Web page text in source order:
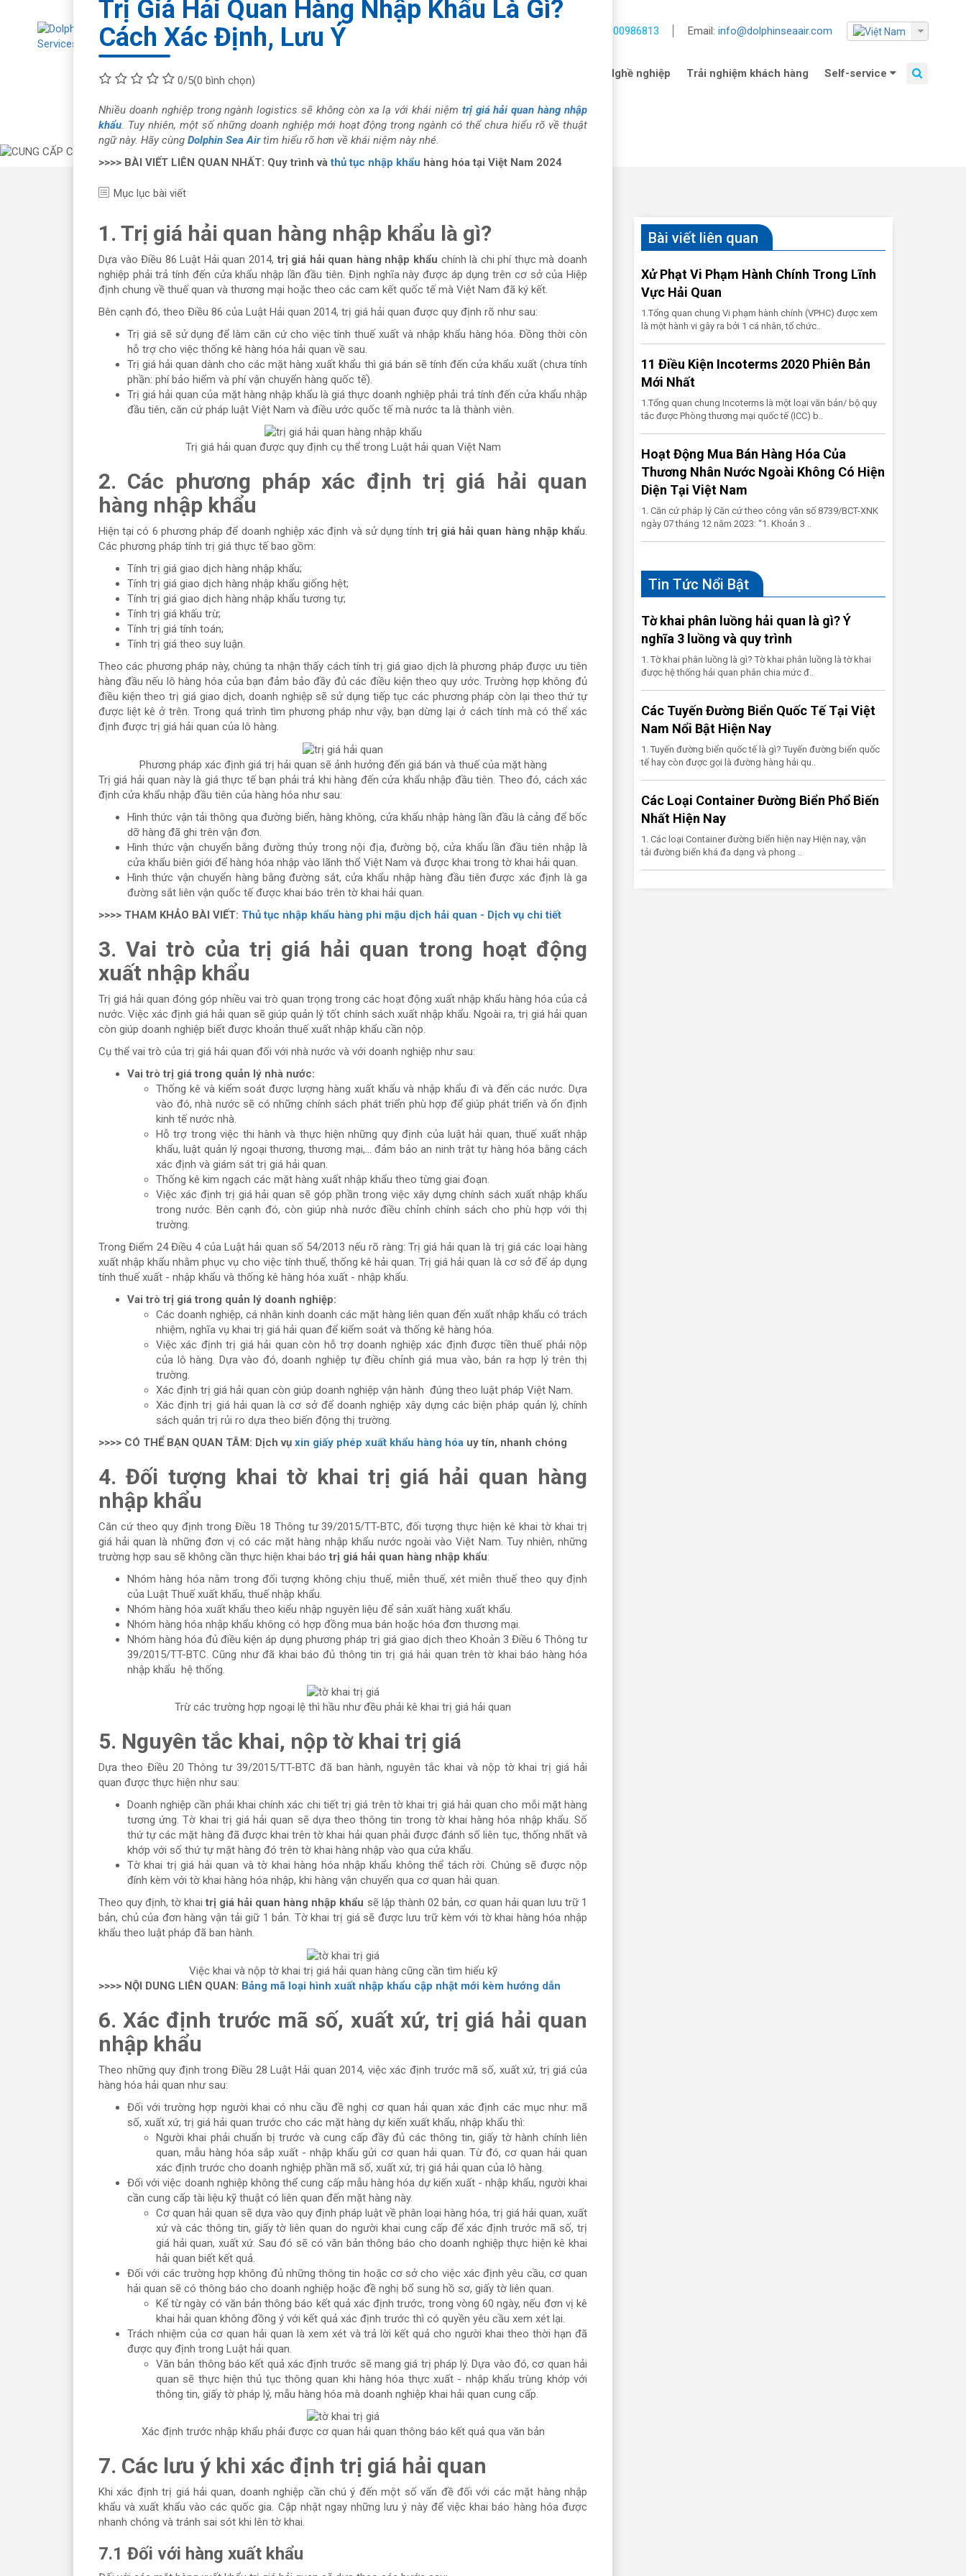
1900986813 Email: info@dolphinseaair.com
Về chúng tôi Nghề nghiệp Trải nghiệm khách hàng Self-service
Trị Giá Hải Quan Hàng Nhập Khẩu Là Gì?
Cách Xác Định, Lưu Ý
0/5(0 bình chọn)
Nhiều doanh nghiệp trong ngành logistics sẽ không còn xa lạ với khái niệm trị giá hải quan hàng nhập
khẩu . Tuy nhiên, một số những doanh nghiệp mới hoạt động trong ngành có thể chưa hiểu rõ về thuật
ngữ này. Hãy cùng Dolphin Sea Airtìm hiểu rõ hơn về khái niệm này nhé.
>>>> BÀI VIẾT LIÊN QUAN NHẤT: Quy trình vàthủ tục nhập khẩu hàng hóa tại Việt Nam 2024
Mục lục bài viết
1. Trị giá hải quan hàng nhập khẩu là gì?
Dựa vào Điều 86 Luật Hải quan 2014, trị giá hải quan hàng nhập khẩu chính là chi phí thực mà doanh
nghiệp phải trả tính đến cửa khẩu nhập lần đầu tiên. Định nghĩa này được áp dụng trên cơ sở của Hiệp
định chung về thuế quan và thương mại hoặc theo các cam kết quốc tế mà Việt Nam đã ký kết.
Bên cạnh đó, theo Điều 86 của Luật Hải quan 2014, trị giá hải quan được quy định rõ như sau:
Trị giá sẽ sử dụng để làm căn cứ cho việc tính thuế xuất và nhập khẩu hàng hóa. Đồng thời còn
hỗ trợ cho việc thống kê hàng hóa hải quan về sau.
Trị giá hải quan dành cho các mặt hàng xuất khẩu thì giá bán sẽ tính đến cửa khẩu xuất (chưa tính
phần: phí bảo hiểm và phí vận chuyển hàng quốc tế).
Trị giá hải quan của mặt hàng nhập khẩu là giá thực doanh nghiệp phải trả tính đến cửa khẩu nhập
đầu tiên, căn cứ pháp luật Việt Nam và điều ước quốc tế mà nước ta là thành viên.
Trị giá hải quan được quy định cụ thể trong Luật hải quan Việt Nam
2. Các phương pháp xác định trị giá hải quan
hàng nhập khẩu
Hiện tại có 6 phương pháp để doanh nghiệp xác định và sử dụng tính trị giá hải quan hàng nhập khẩu.
Các phương pháp tính trị giá thực tế bao gồm:
Tính trị giá giao dịch hàng nhập khẩu;
Tính trị giá giao dịch hàng nhập khẩu giống hệt;
Tính trị giá giao dịch hàng nhập khẩu tương tự;
Tính trị giá khấu trừ;
Tính trị giá tính toán;
Tính trị giá theo suy luận.
Theo các phương pháp này, chúng ta nhận thấy cách tính trị giá giao dịch là phương pháp được ưu tiên
hàng đầu nếu lô hàng hóa của bạn đảm bảo đầy đủ các điều kiện theo quy ước. Trường hợp không đủ
điều kiện theo trị giá giao dịch, doanh nghiệp sẽ sử dụng tiếp tục các phương pháp còn lại theo thứ tự
được liệt kê ở trên. Trong quá trình tìm phương pháp như vậy, bạn dừng lại ở cách tính mà có thể xác
định được trị giá hải quan của lô hàng.
Phương pháp xác định giá trị hải quan sẽ ảnh hưởng đến giá bán và thuế của mặt hàng
Trị giá hải quan này là giá thực tế bạn phải trả khi hàng đến cửa khẩu nhập đầu tiên. Theo đó, cách xác
định cửa khẩu nhập đầu tiên của hàng hóa như sau:
Hình thức vận tải thông qua đường biển, hàng không, cửa khẩu nhập hàng lần đầu là cảng để bốc
dỡ hàng đã ghi trên vận đơn.
Hình thức vận chuyển bằng đường thủy trong nội địa, đường bộ, cửa khẩu lần đầu tiên nhập là
cửa khẩu biên giới để hàng hóa nhập vào lãnh thổ Việt Nam và được khai trong tờ khai hải quan.
Hình thức vận chuyển hàng bằng đường sắt, cửa khẩu nhập hàng đầu tiên được xác định là ga
đường sắt liên vận quốc tế được khai báo trên tờ khai hải quan.
>>>> THAM KHẢO BÀI VIẾT: Thủ tục nhập khẩu hàng phi mậu dịch hải quan - Dịch vụ chi tiết
3. Vai trò của trị giá hải quan trong hoạt động
xuất nhập khẩu
Trị giá hải quan đóng góp nhiều vai trò quan trọng trong các hoạt động xuất nhập khẩu hàng hóa của cả
nước. Việc xác định giá hải quan sẽ giúp quản lý tốt chính sách xuất nhập khẩu. Ngoài ra, trị giá hải quan
còn giúp doanh nghiệp biết được khoản thuế xuất nhập khẩu cần nộp.
Cụ thể vai trò của trị giá hải quan đối với nhà nước và với doanh nghiệp như sau:
Vai trò trị giá trong quản lý nhà nước:
Thống kê và kiểm soát được lượng hàng xuất khẩu và nhập khẩu đi và đến các nước. Dựa
vào đó, nhà nước sẽ có những chính sách phát triển phù hợp để giúp phát triển và ổn định
kinh tế nước nhà.
Hỗ trợ trong việc thi hành và thực hiện những quy định của luật hải quan, thuế xuất nhập
khẩu, luật quản lý ngoại thương, thương mại,... đảm bảo an ninh trật tự hàng hóa bằng cách
xác định và giám sát trị giá hải quan.
Thống kê kim ngạch các mặt hàng xuất nhập khẩu theo từng giai đoạn.
Việc xác định trị giá hải quan sẽ góp phần trong việc xây dựng chính sách xuất nhập khẩu
trong nước. Bên cạnh đó, còn giúp nhà nước điều chỉnh chính sách cho phù hợp với thị
trường.
Trong Điểm 24 Điều 4 của Luật hải quan số 54/2013 nếu rõ ràng: Trị giá hải quan là trị giá các loại hàng
xuất nhập khẩu nhằm phục vụ cho việc tính thuế, thống kê hải quan. Trị giá hải quan là cơ sở để áp dụng
tính thuế xuất - nhập khẩu và thống kê hàng hóa xuất - nhập khẩu.
Vai trò trị giá trong quản lý doanh nghiệp:
Các doanh nghiệp, cá nhân kinh doanh các mặt hàng liên quan đến xuất nhập khẩu có trách
nhiệm, nghĩa vụ khai trị giá hải quan để kiểm soát và thống kê hàng hóa.
Việc xác định trị giá hải quan còn hỗ trợ doanh nghiệp xác định được tiền thuế phải nộp
của lô hàng. Dựa vào đó, doanh nghiệp tự điều chỉnh giá mua vào, bán ra hợp lý trên thị
trường.
Xác định trị giá hải quan còn giúp doanh nghiệp vận hành đúng theo luật pháp Việt Nam.
Xác định trị giá hải quan là cơ sở để doanh nghiệp xây dựng các biện pháp quản lý, chính
sách quản trị rủi ro dựa theo biến động thị trường.
>>>> CÓ THỂ BẠN QUAN TÂM: Dịch vụ xin giấy phép xuất khẩu hàng hóa uy tín, nhanh chóng
4. Đối tượng khai tờ khai trị giá hải quan hàng
nhập khẩu
Căn cứ theo quy định trong Điều 18 Thông tư 39/2015/TT-BTC, đối tượng thực hiện kê khai tờ khai trị
giá hải quan là những đơn vị có các mặt hàng nhập khẩu nước ngoài vào Việt Nam. Tuy nhiên, những
trường hợp sau sẽ không cần thực hiện khai báo trị giá hải quan hàng nhập khẩu:
Nhóm hàng hóa nằm trong đối tượng không chịu thuế, miễn thuế, xét miễn thuế theo quy định
của Luật Thuế xuất khẩu, thuế nhập khẩu.
Nhóm hàng hóa xuất khẩu theo kiểu nhập nguyên liệu để sản xuất hàng xuất khẩu.
Nhóm hàng hóa nhập khẩu không có hợp đồng mua bán hoặc hóa đơn thương mại.
Nhóm hàng hóa đủ điều kiện áp dụng phương pháp trị giá giao dịch theo Khoản 3 Điều 6 Thông tư
39/2015/TT-BTC. Cũng như đã khai báo đủ thông tin trị giá hải quan trên tờ khai báo hàng hóa
nhập khẩu hệ thống.
Trừ các trường hợp ngoại lệ thì hầu như đều phải kê khai trị giá hải quan
5. Nguyên tắc khai, nộp tờ khai trị giá
Dựa theo Điều 20 Thông tư 39/2015/TT-BTC đã ban hành, nguyên tắc khai và nộp tờ khai trị giá hải
quan được thực hiện như sau:
Doanh nghiệp cần phải khai chính xác chi tiết trị giá trên tờ khai trị giá hải quan cho mỗi mặt hàng
tương ứng. Tờ khai trị giá hải quan sẽ dựa theo thông tin trong tờ khai hàng hóa nhập khẩu. Số
thứ tự các mặt hàng đã được khai trên tờ khai hải quan phải được đánh số liên tục, thống nhất và
khớp với số thứ tự mặt hàng đó trên tờ khai hàng nhập vào qua cửa khẩu.
Tờ khai trị giá hải quan và tờ khai hàng hóa nhập khẩu không thể tách rời. Chúng sẽ được nộp
đính kèm với tờ khai hàng hóa nhập, khi hàng vận chuyển qua cơ quan hải quan.
Theo quy định, tờ khaitrị giá hải quan hàng nhập khẩu sẽ lập thành 02 bản, cơ quan hải quan lưu trữ 1
bản, chủ của đơn hàng vận tải giữ 1 bản. Tờ khai trị giá sẽ được lưu trữ kèm với tờ khai hàng hóa nhập
khẩu theo luật pháp đã ban hành.
Việc khai và nộp tờ khai trị giá hải quan hàng cũng cần tìm hiểu kỹ
>>>> NỘI DUNG LIÊN QUAN: Bảng mã loại hình xuất nhập khẩu cập nhật mới kèm hướng dẫn
6. Xác định trước mã số, xuất xứ, trị giá hải quan
nhập khẩu
Theo những quy định trong Điều 28 Luật Hải quan 2014, việc xác định trước mã số, xuất xứ, trị giá của
hàng hóa hải quan như sau:
Đối với trường hợp người khai có nhu cầu đề nghị cơ quan hải quan xác định các mục như: mã
số, xuất xứ, trị giá hải quan trước cho các mặt hàng dự kiến xuất khẩu, nhập khẩu thì:
Người khai phải chuẩn bị trước và cung cấp đầy đủ các thông tin, giấy tờ hành chính liên
quan, mẫu hàng hóa sắp xuất - nhập khẩu gửi cơ quan hải quan. Từ đó, cơ quan hải quan
xác định trước cho doanh nghiệp phần mã số, xuất xứ, trị giá hải quan của lô hàng.
Đối với việc doanh nghiệp không thể cung cấp mẫu hàng hóa dự kiến xuất - nhập khẩu, người khai
cần cung cấp tài liệu kỹ thuật có liên quan đến mặt hàng này.
Cơ quan hải quan sẽ dựa vào quy định pháp luật về phân loại hàng hóa, trị giá hải quan, xuất
xứ và các thông tin, giấy tờ liên quan do người khai cung cấp để xác định trước mã số, trị
giá hải quan, xuất xứ. Sau đó sẽ có văn bản thông báo cho doanh nghiệp thực hiện kê khai
hải quan biết kết quả.
Đối với các trường hợp không đủ những thông tin hoặc cơ sở cho việc xác định yêu cầu, cơ quan
hải quan sẽ có thông báo cho doanh nghiệp hoặc đề nghị bổ sung hồ sơ, giấy tờ liên quan.
Kể từ ngày có văn bản thông báo kết quả xác định trước, trong vòng 60 ngày, nếu đơn vị kê
khai hải quan không đồng ý với kết quả xác định trước thì có quyền yêu cầu xem xét lại.
Trách nhiệm của cơ quan hải quan là xem xét và trả lời kết quả cho người khai theo thời hạn đã
được quy định trong Luật hải quan.
Văn bản thông báo kết quả xác định trước sẽ mang giá trị pháp lý. Dựa vào đó, cơ quan hải
quan sẽ thực hiện thủ tục thông quan khi hàng hóa thực xuất - nhập khẩu trùng khớp với
thông tin, giấy tờ pháp lý, mẫu hàng hóa mà doanh nghiệp khai hải quan cung cấp.
Xác định trước nhập khẩu phải được cơ quan hải quan thông báo kết quả qua văn bản
7. Các lưu ý khi xác định trị giá hải quan
Khi xác định trị giá hải quan, doanh nghiệp cần chú ý đến một số vấn đề đối với các mặt hàng nhập
khẩu và xuất khẩu vào các quốc gia. Cập nhật ngay những lưu ý này để việc khai báo hàng hóa được
nhanh chóng và tránh sai sót khi lên tờ khai.
7.1 Đối với hàng xuất khẩu
Bài viết liên quan
Xử Phạt Vi Phạm Hành Chính Trong Lĩnh
Vực Hải Quan
1.Tổng quan chung Vi phạm hành chính (VPHC) được xem
là một hành vi gây ra bởi 1 cá nhân, tổ chức..
11 Điều Kiện Incoterms 2020 Phiên Bản
Mới Nhất
1.Tổng quan chung Incoterms là một loại văn bản/ bộ quy
tắc được Phòng thương mại quốc tế (ICC) b..
Hoạt Động Mua Bán Hàng Hóa Của
Thương Nhân Nước Ngoài Không Có Hiện
Diện Tại Việt Nam
1. Căn cứ pháp lý Căn cứ theo công văn số 8739/BCT-XNK
ngày 07 tháng 12 năm 2023: “1. Khoản 3 ..
Tin Tức Nổi Bật
Tờ khai phân luồng hải quan là gì? Ý
nghĩa 3 luồng và quy trình
1. Tờ khai phân luồng là gì? Tờ khai phân luồng là tờ khai
được hệ thống hải quan phân chia mức đ..
Các Tuyến Đường Biển Quốc Tế Tại Việt
Nam Nổi Bật Hiện Nay
1. Tuyến đường biển quốc tế là gì? Tuyến đường biển quốc
tế hay còn được gọi là đường hàng hải qu..
Các Loại Container Đường Biển Phổ Biến
Nhất Hiện Nay
1. Các loại Container đường biển hiện nay Hiện nay, vận
tải đường biển khá đa dạng và phong ..